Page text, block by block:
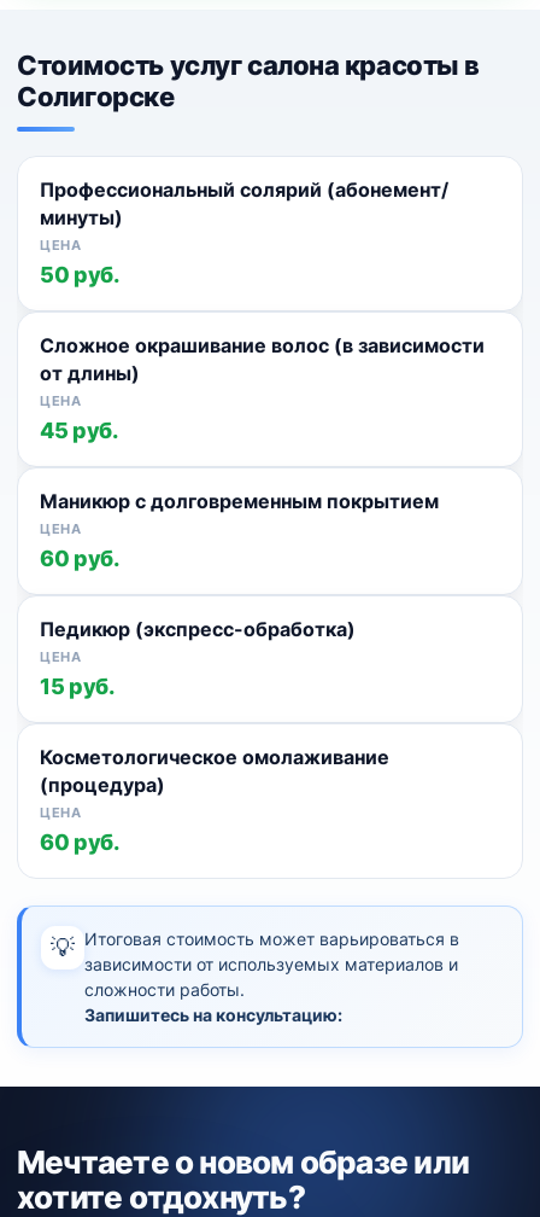
Стоимость услуг салона красоты в
Солигорске
Профессиональный солярий (абонемент/
минуты)
50 руб.
Сложное окрашивание волос (в зависимости
от длины)
45 руб.
Маникюр с долговременным покрытием
60 руб.
Педикюр (экспресс-обработка)
15 руб.
Косметологическое омолаживание
(процедура)
60 руб.
💡 Итоговая стоимость может варьироваться в
зависимости от используемых материалов и
сложности работы.
Запишитесь на консультацию:
Мечтаете о новом образе или
хотите отдохнуть?